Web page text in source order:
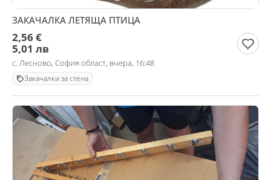
ЗАКАЧАЛКА ЛЕТЯЩА ПТИЦА
2,56 €
5,01 лв
с. Лесново, София област, вчера, 16:48
Закачалки за стена